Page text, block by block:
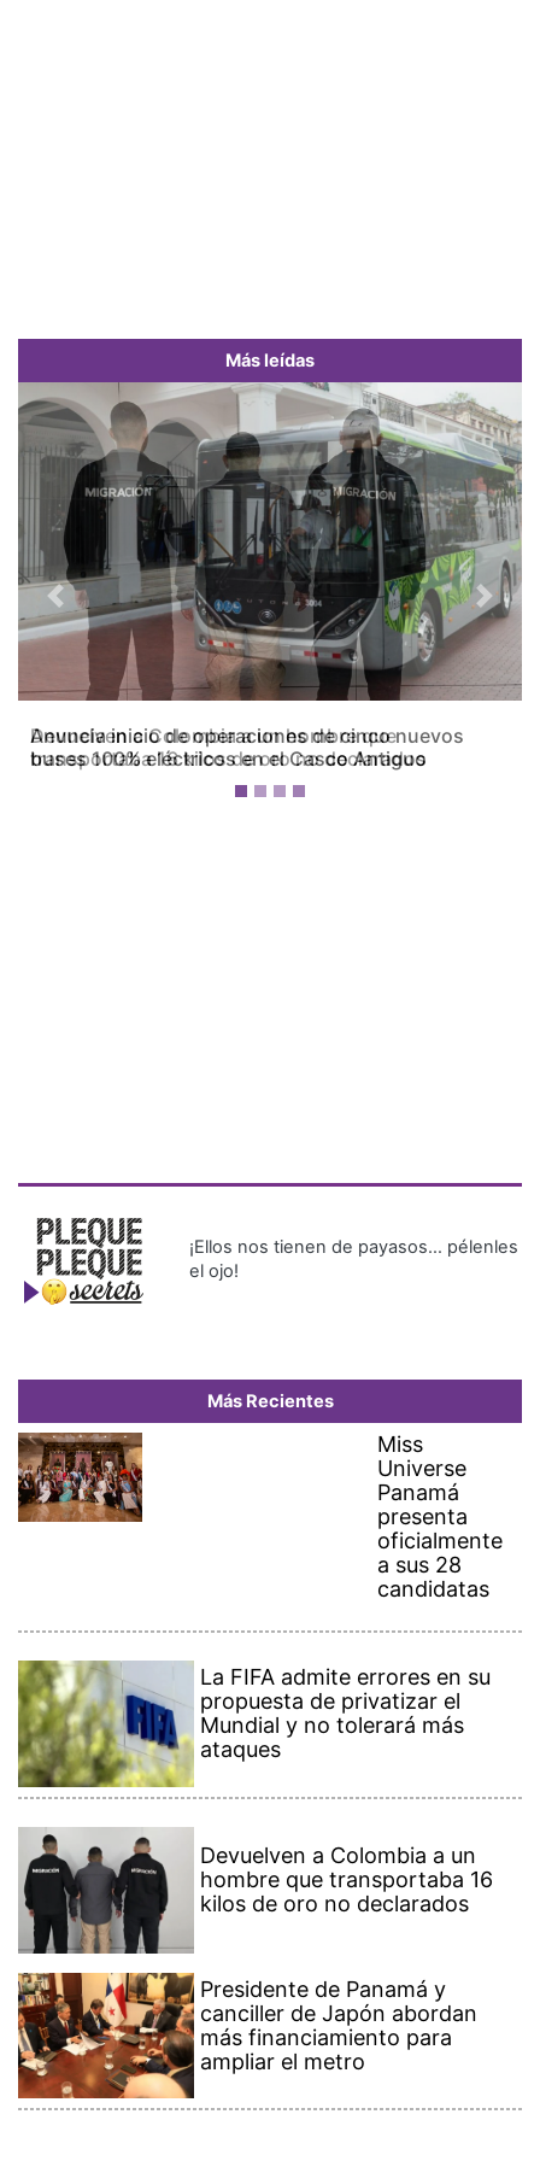
Más leídas
Devuelven a Colombia a un hombre que
transportaba 16 kilos de oro no declarados
Previous Next
¡Ellos nos tienen de payasos… pélenles
el ojo!
Más Recientes
Miss
Universe
Panamá
presenta
oficialmente
a sus 28
candidatas
La FIFA admite errores en su
propuesta de privatizar el
Mundial y no tolerará más
ataques
Devuelven a Colombia a un
hombre que transportaba 16
kilos de oro no declarados
Presidente de Panamá y
canciller de Japón abordan
más financiamiento para
ampliar el metro